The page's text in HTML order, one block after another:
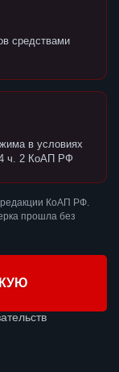
средствами
в условиях
ч. 2 КоАП РФ
КоАП РФ.
прошла без